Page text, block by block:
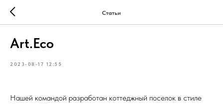
Статьи
Art.Eco
2023-08-17 12:55
Нашей командой разработан коттеджный поселок в стиле